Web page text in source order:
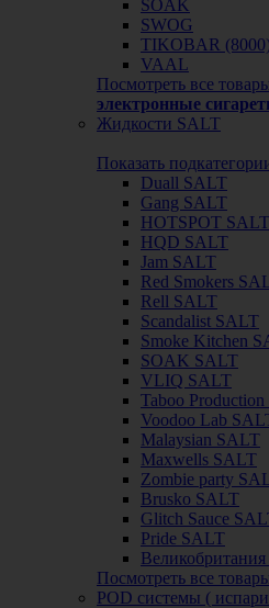
SOAK
SWOG
TIKOBAR
VAAL
Посмотреть все
электронные
Жидкости SALT
Показать
Duall SALT
Gang SALT
HOTSPOT SALT
HQD SALT
Jam SALT
Red Smokers
Rell SALT
Scandalist SALT
Smoke Kitchen
SOAK SALT
VLIQ SALT
Taboo
Voodoo Lab
Malaysian SALT
Maxwells SALT
Zombie party
Brusko SALT
Glitch Sauce
Pride SALT
Посмотреть все
POD системы (